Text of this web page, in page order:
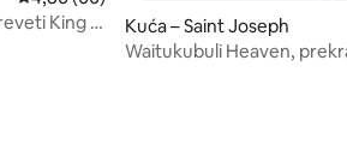
King i
Kuća – Saint Joseph
Waitukubuli Heaven,